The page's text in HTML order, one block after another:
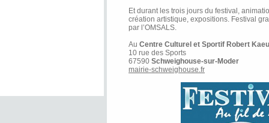
Et durant les trois jours du festival,
création artistique, expositions. Festival
par l’OMSALS.
Au Centre Culturel et Sportif Robert
10 rue des Sports
67590 Schweighouse-sur-Moder
mairie-schweighouse.fr